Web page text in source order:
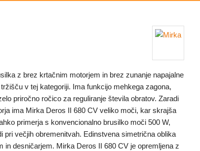
z brez krtačnim motorjem in brez zunanje napajalne
v tej kategoriji. Ima funkcijo mehkega zagona,
priročno ročico za reguliranje števila obratov. Zaradi
ima Mirka Deros II 680 CV veliko moči, kar skrajša
primerja s konvencionalno brusilko moči 500 W,
pri večjih obremenitvah. Edinstvena simetrična oblika
in desničarjem. Mirka Deros II 680 CV je opremljena z